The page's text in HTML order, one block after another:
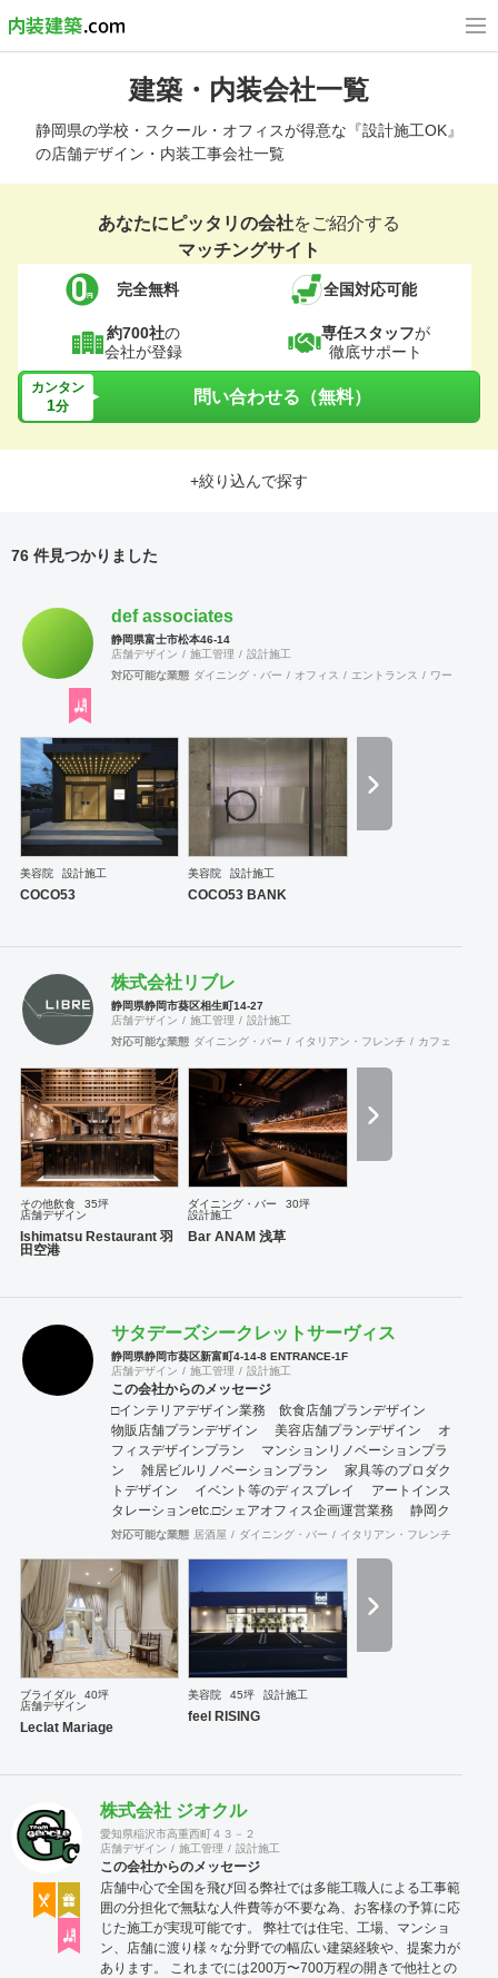
建築・内装会社一覧
静岡県の学校・スクール・オフィスが得意な『設計施工OK』
の店舗デザイン・内装工事会社一覧
あなたにピッタリの会社をご紹介する
マッチングサイト
完全無料 全国対応可能
約700社の
会社が登録
専任スタッフが
徹底サポート
カンタン
1分 問い合わせる（無料）
+絞り込んで探す
76 件見つかりました
def associates
静岡県富士市松本46-14
店舗デザイン
施工管理
設計施工
対応可能な業態 ダイニング・バー オフィス エントランス ワーキング
美容院 設計施工
COCO53
美容院 設計施工
COCO53 BANK
株式会社リブレ
静岡県静岡市葵区相生町14-27
店舗デザイン
施工管理
設計施工
対応可能な業態 ダイニング・バー イタリアン・フレンチ カフェ・パン
その他飲食
35坪
店舗デザイン
Ishimatsu Restaurant 羽
田空港
ダイニング・バー
30坪
設計施工
Bar ANAM 浅草
サタデーズシークレットサーヴィス
静岡県静岡市葵区新富町4-14-8 ENTRANCE-1F
店舗デザイン
施工管理 設計施工
この会社からのメッセージ
□インテリアデザイン業務 ​ 飲食店舗プランデザイン
物販店舗プランデザイン 美容店舗プランデザイン オ
フィスデザインプラン マンションリノベーションプラ
ン 雑居ビルリノベーションプラン 家具等のプロダク
トデザイン イベント等のディスプレイ アートインス
タレーションetc. ​ □シェアオフィス企画運営業務 静岡ク
リエイターズシェアオフィス ［ ENTRANCE ］の企
ビルを利用した シェアオフィス等の企画提案。
対応可能な業態 居酒屋 ダイニング・バー イタリアン・フレンチ
ブライダル
40坪
店舗デザイン
Leclat Mariage
美容院 45坪 設計施工
feel RISING
株式会社 ジオクル
愛知県稲沢市高重西町４３－２
店舗デザイン
施工管理 設計施工
この会社からのメッセージ
店舗中心で全国を飛び回る弊社では多能工職人による工事範
囲の分担化で無駄な人件費等が不要な為、お客様の予算に応
じた施工が実現可能です。 弊社では住宅、工場、マンショ
ン、店舗に渡り様々な分野での幅広い建築経験や、提案力が
あります。 これまでには200万〜700万程の開きで他社との